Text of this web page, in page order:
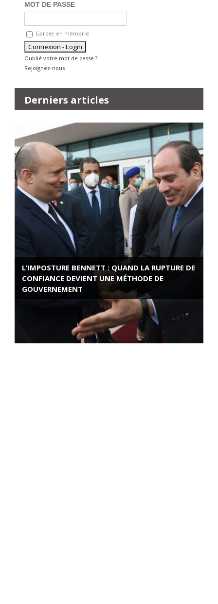
MOT DE PASSE
Garder en mémoire
Oublié votre mot de passe ?
Rejoignez-nous
Derniers articles
L’IMPOSTURE BENNETT : QUAND LA RUPTURE DE
CONFIANCE DEVIENT UNE MÉTHODE DE
GOUVERNEMENT
ROSE VALLAND, HEROÏNE DE LA RESISTANCE